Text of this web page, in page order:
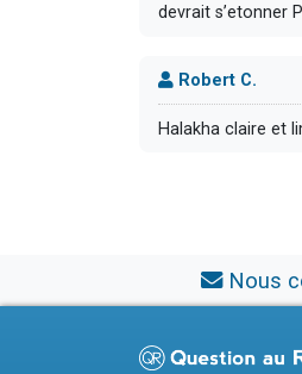
devrait s’etonner
Robert C.
Halakha claire et
Nous